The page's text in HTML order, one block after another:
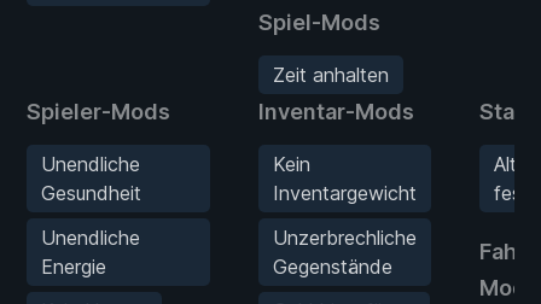
Spiel-Mods
Zeit anhalten
Spieler-Mods
Unendliche
Gesundheit
Unendliche
Energie
Inventar-Mods
Kein
Inventargewicht
Unzerbrechliche
Gegenstände
Alter
Mods